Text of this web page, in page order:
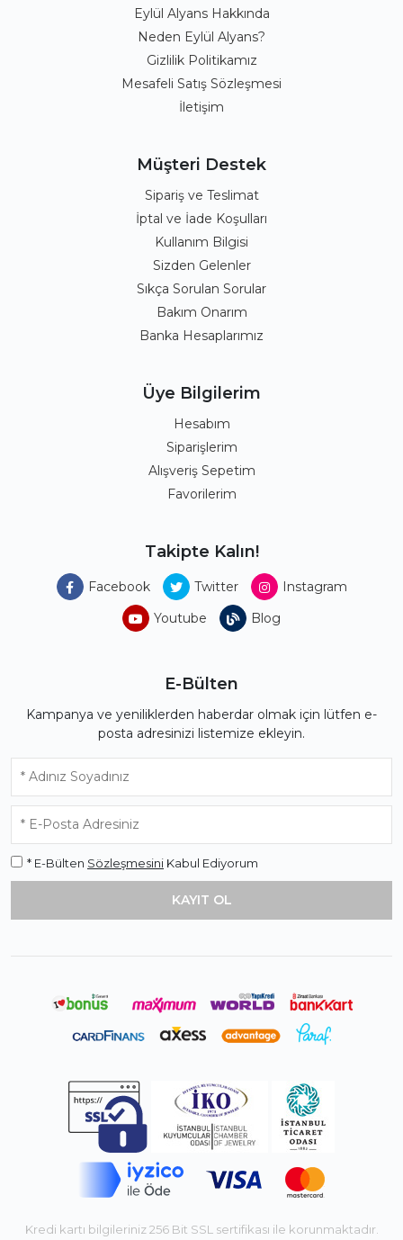
Eylül Alyans Hakkında
Neden Eylül Alyans?
Gizlilik Politikamız
Mesafeli Satış Sözleşmesi
İletişim
Müşteri Destek
Sipariş ve Teslimat
İptal ve İade Koşulları
Kullanım Bilgisi
Sizden Gelenler
Sıkça Sorulan Sorular
Bakım Onarım
Banka Hesaplarımız
Üye Bilgilerim
Hesabım
Siparişlerim
Alışveriş Sepetim
Favorilerim
Takipte Kalın!
Facebook Twitter
Instagram
Youtube
Blog
E-Bülten
Kampanya ve yeniliklerden haberdar olmak için lütfen e-
posta adresinizi listemize ekleyin.
* E-Bülten Sözleşmesini Kabul Ediyorum
Kredi kartı bilgileriniz 256 Bit SSL sertifikası ile korunmaktadır.